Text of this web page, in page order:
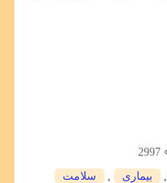
2997
بیماری سلامت